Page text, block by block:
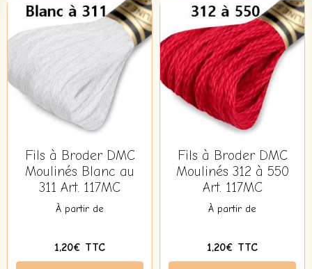
Fils à Broder DMC
Moulinés Blanc au
311 Art. 117MC
À partir de
1,20€ TTC
Fils à Broder DMC
Moulinés 312 à 550
Art. 117MC
À partir de
1,20€ TTC